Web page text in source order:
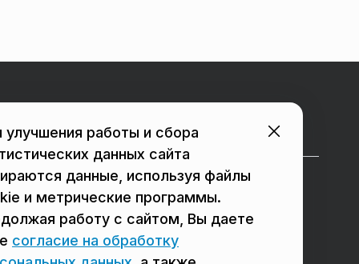
в Подольске в Люберцах
в Мытищах в Красногорске
в Реутове в Королёве
улучшения работы и сбора
данных сайта
данные, используя файлы
и метрические программы.
работу с сайтом, Вы даете
согласие на обработку